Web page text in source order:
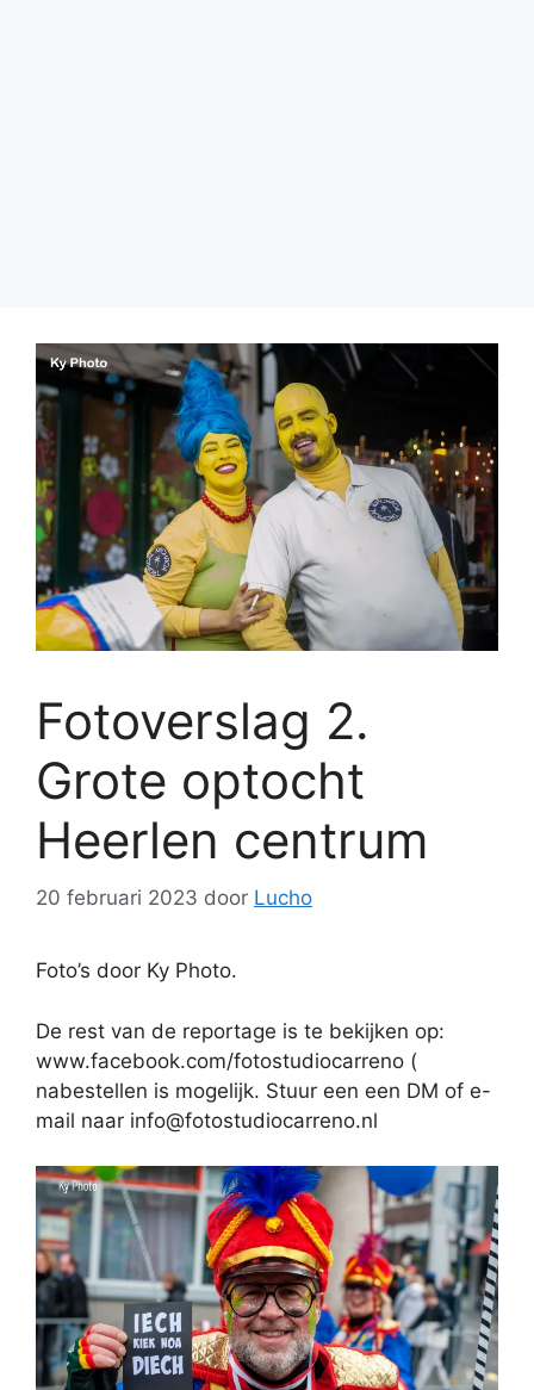
Fotoverslag 2.
Grote optocht
Heerlen centrum
20 februari 2023 door Lucho
Foto’s door Ky Photo.
De rest van de reportage is te bekijken op:
www.facebook.com/fotostudiocarreno (
nabestellen is mogelijk. Stuur een een DM of e-
mail naar info@fotostudiocarreno.nl